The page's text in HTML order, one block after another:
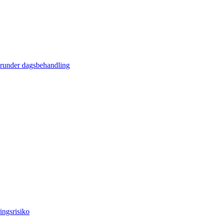
dagsbehandling